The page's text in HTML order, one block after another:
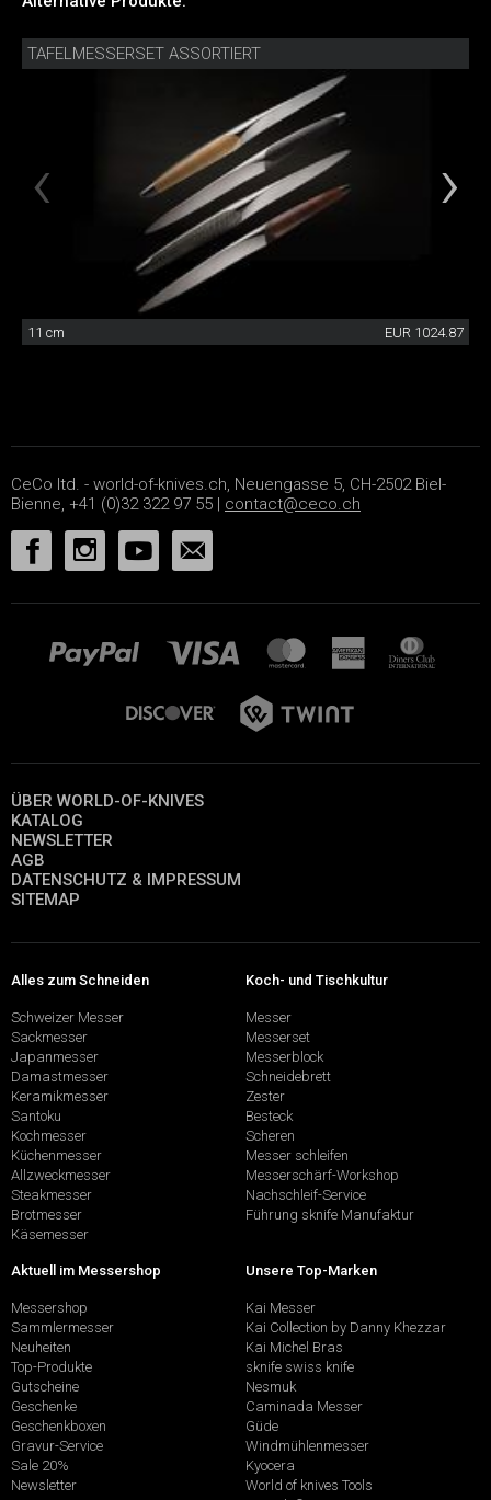
TAFELMESSERSET ASSORTIERT
11 cm EUR 1024.87
CeCo ltd. - world-of-knives.ch, Neuengasse 5, CH-2502 Biel-
Bienne, +41 (0)32 322 97 55 | contact@ceco.ch
ÜBER WORLD-OF-KNIVES
KATALOG
NEWSLETTER
AGB
DATENSCHUTZ & IMPRESSUM
SITEMAP
Alles zum Schneiden
Schweizer Messer
Sackmesser
Japanmesser
Damastmesser
Keramikmesser
Santoku
Kochmesser
Küchenmesser
Allzweckmesser
Steakmesser
Brotmesser
Käsemesser
Koch- und Tischkultur
Messer
Messerset
Messerblock
Schneidebrett
Zester
Besteck
Scheren
Messer schleifen
Messerschärf-Workshop
Nachschleif-Service
Führung sknife Manufaktur
Aktuell im Messershop
Messershop
Sammlermesser
Neuheiten
Top-Produkte
Gutscheine
Geschenke
Geschenkboxen
Gravur-Service
Sale 20%
Newsletter
Unsere Top-Marken
Kai Messer
Kai Collection by Danny Khezzar
Kai Michel Bras
sknife swiss knife
Nesmuk
Caminada Messer
Güde
Windmühlenmesser
Kyocera
World of knives Tools